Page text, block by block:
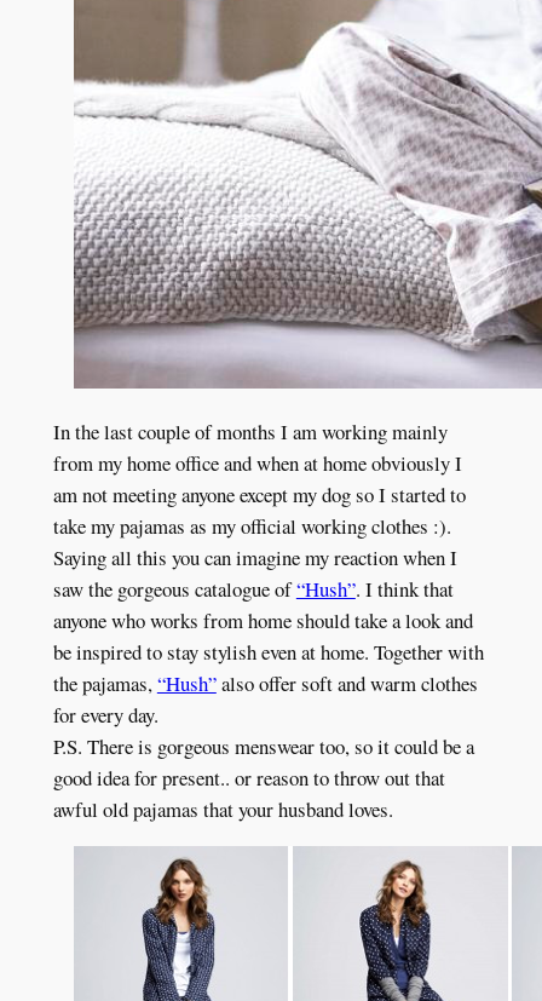
In the last couple of months I am working mainly
from my home office and when at home obviously I
am not meeting anyone except my dog so I started to
take my pajamas as my official working clothes :).
Saying all this you can imagine my reaction when I
saw the gorgeous catalogue of“Hush”. I think that
anyone who works from home should take a look and
be inspired to stay stylish even at home. Together with
the pajamas,“Hush”also offer soft and warm clothes
for every day.
P.S. There is gorgeous menswear too, so it could be a
good idea for present.. or reason to throw out that
awful old pajamas that your husband loves.